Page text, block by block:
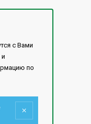
с Вами
по